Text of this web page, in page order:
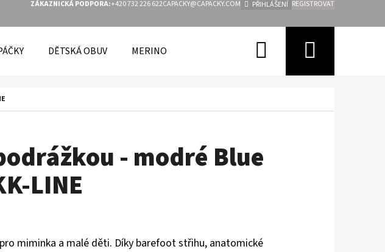
ZÁKAZNICKÁ PODPORA:+420 732 226 622CAPACKY@CAPACKY.COM PŘIHLÁŠENÍ REGISTROVAT
DĚTSKÁ OBUV MERINO Hledat
- modré Blue
LINE
miminka a malé děti. Díky barefoot střihu, anatomické